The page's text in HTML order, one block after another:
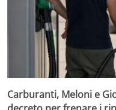
Carburanti, Meloni e